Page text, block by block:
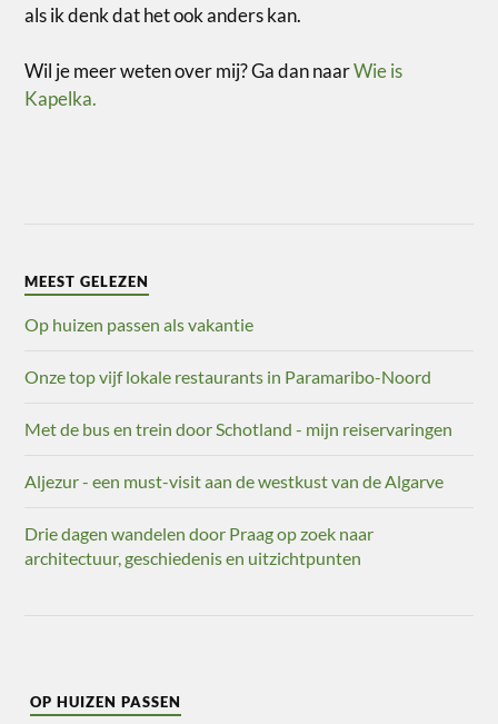
als ik denk dat het ook anders kan.
Wil je meer weten over mij? Ga dan naarWie is
Kapelka.
MEEST GELEZEN
Op huizen passen als vakantie
Onze top vijf lokale restaurants in Paramaribo-Noord
Met de bus en trein door Schotland - mijn reiservaringen
Aljezur - een must-visit aan de westkust van de Algarve
Drie dagen wandelen door Praag op zoek naar
architectuur, geschiedenis en uitzichtpunten
OP HUIZEN PASSEN